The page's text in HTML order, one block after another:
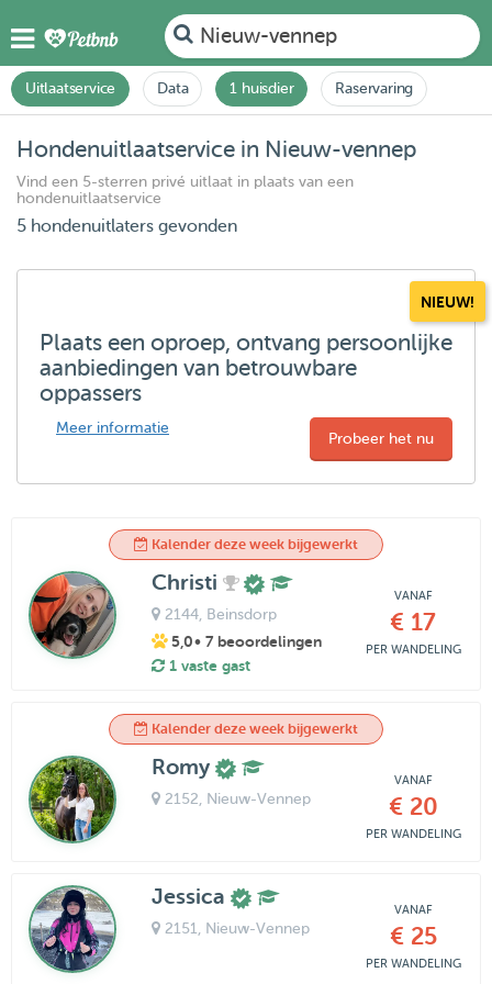
Nieuw-vennep
Uitlaatservice Data 1 huisdier Raservaring
Hondenuitlaatservice in Nieuw-vennep
Vind een 5-sterren privé uitlaat in plaats van een
hondenuitlaatservice
5 hondenuitlaters gevonden
NIEUW!
Plaats een oproep, ontvang persoonlijke
aanbiedingen van betrouwbare
oppassers
Meer informatie
Probeer het nu
Kalender deze week bijgewerkt
Christi
2144, Beinsdorp
5,0• 7 beoordelingen
1 vaste gast
VANAF
€ 17
PER WANDELING
Kalender deze week bijgewerkt
Romy
2152 , Nieuw-Vennep
VANAF
€ 20
PER WANDELING
Jessica
2151 , Nieuw-Vennep
VANAF
€ 25
PER WANDELING